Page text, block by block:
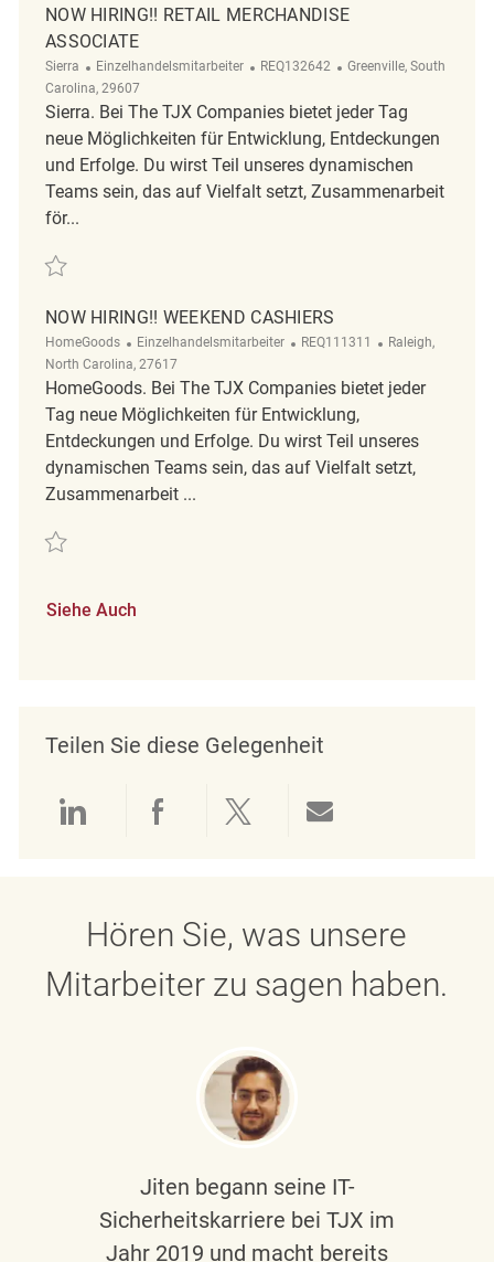
NOW HIRING!! RETAIL MERCHANDISE
ASSOCIATE
Sierra Kategorie
Einzelhandelsmitarbeiter ReqId
REQ132642 Ort
Greenville, South
Carolina, 29607
Sierra. Bei The TJX Companies bietet jeder Tag
neue Möglichkeiten für Entwicklung, Entdeckungen
und Erfolge. Du wirst Teil unseres dynamischen
Teams sein, das auf Vielfalt setzt, Zusammenarbeit
för...
Retten NOW HIRING!! Retail Merchandise Associate REQ132642
NOW HIRING!! WEEKEND CASHIERS
HomeGoods Kategorie
Einzelhandelsmitarbeiter ReqId
REQ111311 Ort
Raleigh,
North Carolina, 27617
HomeGoods. Bei The TJX Companies bietet jeder
Tag neue Möglichkeiten für Entwicklung,
Entdeckungen und Erfolge. Du wirst Teil unseres
dynamischen Teams sein, das auf Vielfalt setzt,
Zusammenarbeit ...
Retten Now Hiring!! Weekend Cashiers REQ111311
Siehe Auch
Teilen Sie diese Gelegenheit
Über LinkedIn teilen
Über Facebook teilen
Über Twitter teilen
Hören Sie, was unsere
Mitarbeiter zu sagen haben.
Jiten begann seine IT-
Sicherheitskarriere bei TJX im
Jahr 2019 und macht bereits